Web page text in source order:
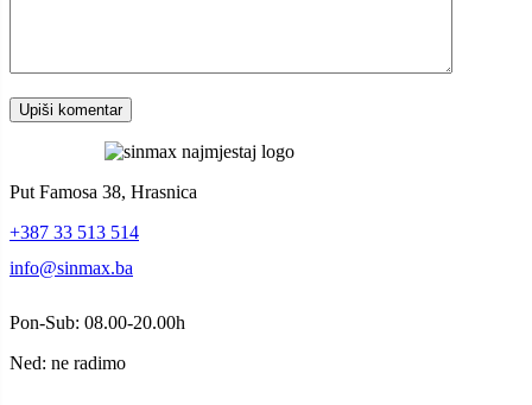
Put Famosa 38, Hrasnica
+387 33 513 514
info@sinmax.ba
Pon-Sub: 08.00-20.00h
Ned: ne radimo